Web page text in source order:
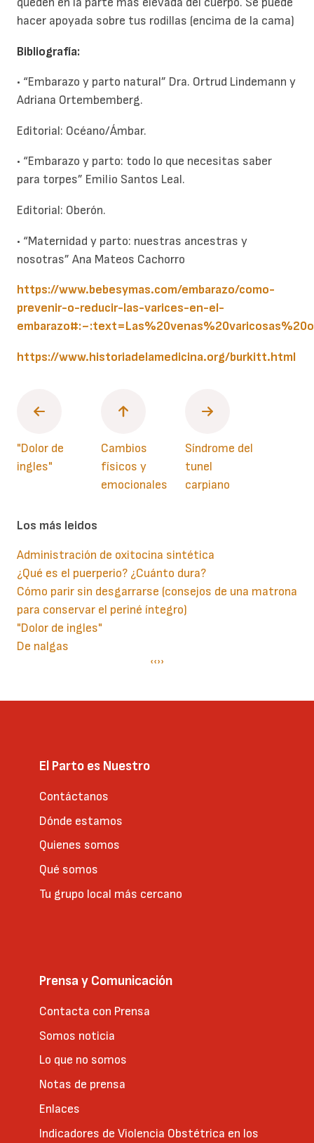
hacer apoyada sobre tus rodillas (encima de la cama)
Bibliografía:
• “Embarazo y parto natural” Dra. Ortrud Lindemann y
Adriana Ortembemberg.
Editorial: Océano/Ámbar.
• “Embarazo y parto: todo lo que necesitas saber
para torpes” Emilio Santos Leal.
Editorial: Oberón.
• “Maternidad y parto: nuestras ancestras y
nosotras” Ana Mateos Cachorro
https://www.bebesymas.com/embarazo/como-
prevenir-o-reducir-las-varices-en-el-
https://www.historiadelamedicina.org/burkitt.html
"Dolor de
ingles"
Cambios
físicos y
emocionales
Síndrome del
tunel
carpiano
Los más leidos
Administración de oxitocina sintética
¿Qué es el puerperio? ¿Cuánto dura?
Cómo parir sin desgarrarse (consejos de una matrona
para conservar el periné íntegro)
"Dolor de ingles"
De nalgas
Página
‹‹Siguiente
››
El Parto es Nuestro
Contáctanos
Dónde estamos
Quienes somos
Qué somos
Tu grupo local más cercano
Prensa y Comunicación
Contacta con Prensa
Somos noticia
Lo que no somos
Notas de prensa
Enlaces
Indicadores de Violencia Obstétrica en los